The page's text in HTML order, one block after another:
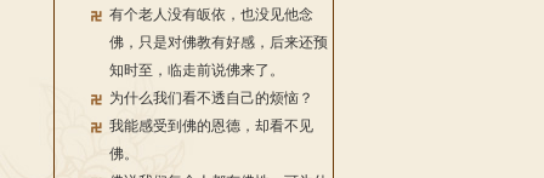
有个老人没有皈依，也没见他念
佛，只是对佛教有好感，后来还预
知时至，临走前说佛来了。
为什么我们看不透自己的烦恼？
我能感受到佛的恩德，却看不见
佛。